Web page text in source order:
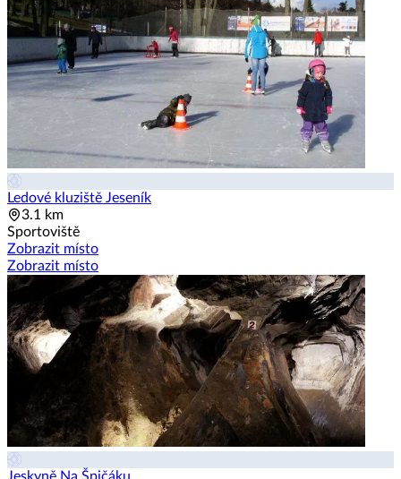
Ledové kluziště Jeseník
3.1 km
Sportoviště
Zobrazit místo
Zobrazit místo